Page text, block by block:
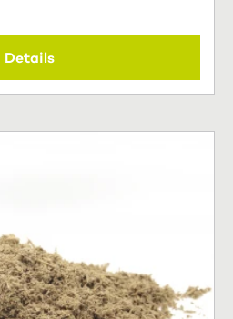
Details